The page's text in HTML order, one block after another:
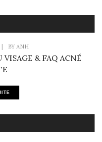
| BY ANH
& FAQ ACNÉ